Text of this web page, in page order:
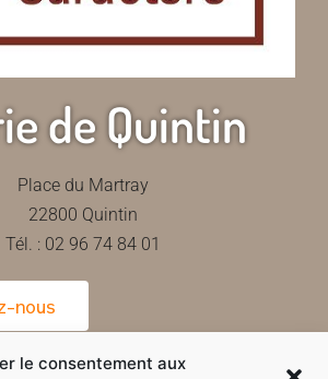
le consentement aux
de Quintin
Place du Martray
22800 Quintin
Tél. : 02 96 74 84 01
nous